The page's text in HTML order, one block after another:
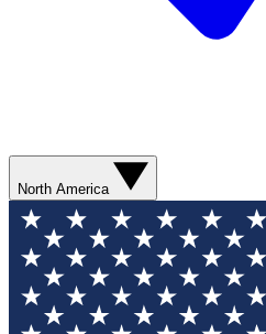
North America